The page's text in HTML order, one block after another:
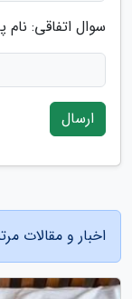
سوال اتفاقی:
ارسال
اخبار و مقالات